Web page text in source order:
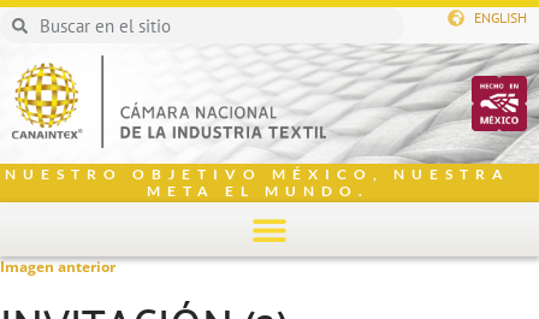
ENGLISH
NUESTRO OBJETIVO MÉXICO, NUESTRA
META EL MUNDO.
Imagen anterior